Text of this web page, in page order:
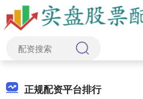
正规配资平台排行